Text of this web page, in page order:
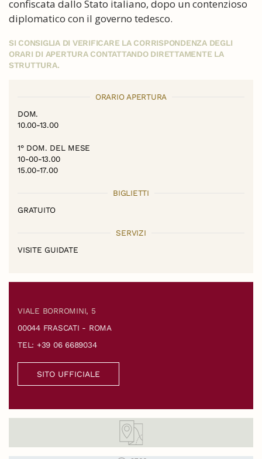
confiscata dallo Stato italiano, dopo un contenzioso
diplomatico con il governo tedesco.
SI CONSIGLIA DI VERIFICARE LA CORRISPONDENZA DEGLI
ORARI DI APERTURA CONTATTANDO DIRETTAMENTE LA
STRUTTURA.
ORARIO APERTURA
DOM.
10.00-13.00
1° DOM. DEL MESE
10-00-13.00
15.00-17.00
BIGLIETTI
GRATUITO
SERVIZI
VISITE GUIDATE
VIALE BORROMINI, 5
00044 FRASCATI - ROMA
TEL: +39 06 6689034
SITO UFFICIALE